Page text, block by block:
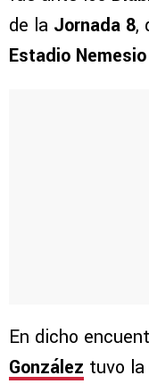
de la Jornada 8,
Estadio
En dicho
González tuvo